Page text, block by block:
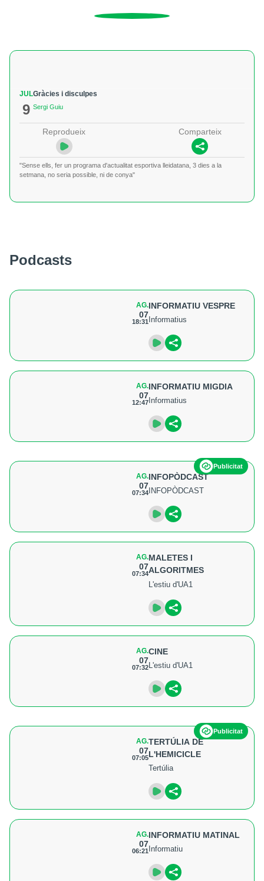
JUL
9
Gràcies i disculpes
Sergi Guiu
Reprodueix Comparteix
"Sense ells, fer un programa d'actualitat esportiva lleidatana, 3 dies a la
setmana, no seria possible, ni de conya"
Podcasts
AG.
07
18:31
INFORMATIU VESPRE
Informatius
AG.
07
12:47
INFORMATIU MIGDIA
Informatius
Publicitat
AG.
07
07:34
INFOPÒDCAST
INFOPÒDCAST
AG.
07
07:34
MALETES I
ALGORITMES
L'estiu d'UA1
AG.
07
07:32
CINE
L'estiu d'UA1
Publicitat
AG.
07
07:05
TERTÚLIA DE
L'HEMICICLE
Tertúlia
AG.
07
06:21
INFORMATIU MATINAL
Informatiu